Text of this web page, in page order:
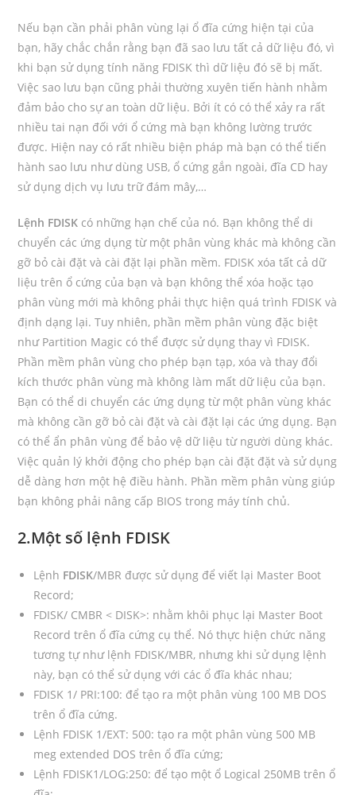
Nếu bạn cần phải phân vùng lại ổ đĩa cứng hiện tại của
bạn, hãy chắc chắn rằng bạn đã sao lưu tất cả dữ liệu đó, vì
khi bạn sử dụng tính năng FDISK thì dữ liệu đó sẽ bị mất.
Việc sao lưu bạn cũng phải thường xuyên tiến hành nhằm
đảm bảo cho sự an toàn dữ liệu. Bởi ít có có thể xảy ra rất
nhiều tai nạn đối với ổ cứng mà bạn không lường trước
được. Hiện nay có rất nhiều biện pháp mà bạn có thể tiến
hành sao lưu như dùng USB, ổ cứng gắn ngoài, đĩa CD hay
sử dụng dịch vụ lưu trữ đám mây,…
Lệnh FDISK có những hạn chế của nó. Bạn không thể di
chuyển các ứng dụng từ một phân vùng khác mà không cần
gỡ bỏ cài đặt và cài đặt lại phần mềm. FDISK xóa tất cả dữ
liệu trên ổ cứng của bạn và bạn không thể xóa hoặc tạo
phân vùng mới mà không phải thực hiện quá trình FDISK và
định dạng lại. Tuy nhiên, phần mềm phân vùng đặc biệt
như Partition Magic có thể được sử dụng thay vì FDISK.
Phần mềm phân vùng cho phép bạn tạp, xóa và thay đổi
kích thước phân vùng mà không làm mất dữ liệu của bạn.
Bạn có thể di chuyển các ứng dụng từ một phân vùng khác
mà không cần gỡ bỏ cài đặt và cài đặt lại các ứng dụng. Bạn
có thể ẩn phân vùng để bảo vệ dữ liệu từ người dùng khác.
Việc quản lý khởi động cho phép bạn cài đặt đặt và sử dụng
dễ dàng hơn một hệ điều hành. Phần mềm phân vùng giúp
bạn không phải nâng cấp BIOS trong máy tính chủ.
2.Một số lệnh FDISK
Lệnh FDISK/MBR được sử dụng để viết lại Master Boot
Record;
FDISK/ CMBR < DISK>: nhằm khôi phục lại Master Boot
Record trên ổ đĩa cứng cụ thể. Nó thực hiện chức năng
tương tự như lệnh FDISK/MBR, nhưng khi sử dụng lệnh
này, bạn có thể sử dụng với các ổ đĩa khác nhau;
FDISK 1/ PRI:100: để tạo ra một phân vùng 100 MB DOS
trên ổ đĩa cứng.
Lệnh FDISK 1/EXT: 500: tạo ra một phân vùng 500 MB
meg extended DOS trên ổ đĩa cứng;
Lệnh FDISK1/LOG:250: để tạo một ổ Logical 250MB trên ổ